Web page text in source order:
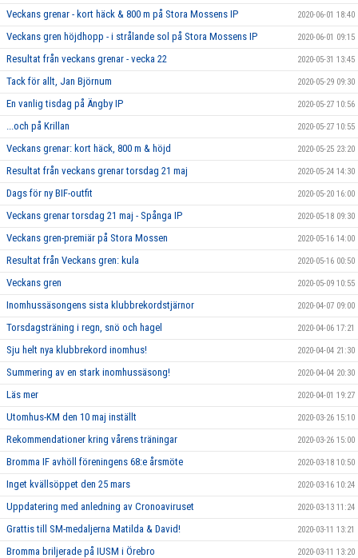
Veckans grenar - kort häck & 800 m på Stora Mossens IP 2020-06-01 18:40
Veckans gren höjdhopp - i strålande sol på Stora Mossens IP 2020-06-01 09:15
Resultat från veckans grenar - vecka 22 2020-05-31 13:45
Tack för allt, Jan Björnum 2020-05-29 09:30
En vanlig tisdag på Ängby IP 2020-05-27 10:56
...och på Krillan 2020-05-27 10:55
Veckans grenar: kort häck, 800 m & höjd 2020-05-25 23:20
Resultat från veckans grenar torsdag 21 maj 2020-05-24 14:30
Dags för ny BIF-outfit 2020-05-20 16:00
Veckans grenar torsdag 21 maj - Spånga IP 2020-05-18 09:30
Veckans gren-premiär på Stora Mossen 2020-05-16 14:00
Resultat från Veckans gren: kula 2020-05-16 00:50
Veckans gren 2020-05-09 10:55
Inomhussäsongens sista klubbrekordstjärnor 2020-04-07 09:00
Torsdagsträning i regn, snö och hagel 2020-04-06 17:21
Sju helt nya klubbrekord inomhus! 2020-04-04 21:30
Summering av en stark inomhussäsong! 2020-04-04 20:30
Läs mer 2020-04-01 19:27
Utomhus-KM den 10 maj inställt 2020-03-26 15:10
Rekommendationer kring vårens träningar 2020-03-26 15:00
Bromma IF avhöll föreningens 68:e årsmöte 2020-03-18 10:50
Inget kvällsöppet den 25 mars 2020-03-16 10:24
Uppdatering med anledning av Cronoaviruset 2020-03-13 11:24
Grattis till SM-medaljerna Matilda & David! 2020-03-11 13:21
Bromma briljerade på IUSM i Örebro 2020-03-11 13:20